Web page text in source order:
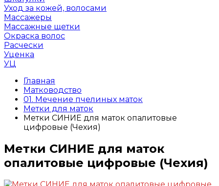
Уход за кожей, волосами
Массажеры
Массажные щетки
Окраска волос
Расчески
Уценка
УЦ
Главная
Матководство
01. Мечение пчелиных маток
Метки для маток
Метки СИНИЕ для маток опалитовые
цифровые (Чехия)
Метки СИНИЕ для маток
опалитовые цифровые (Чехия)